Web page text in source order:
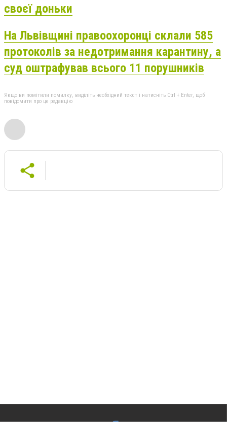
своєї доньки
На Львівщині правоохоронці склали 585
протоколів за недотримання карантину, а
суд оштрафував всього 11 порушників
Якщо ви помітили помилку, виділіть необхідний текст і натисніть Ctrl + Enter, щоб
повідомити про це редакцію